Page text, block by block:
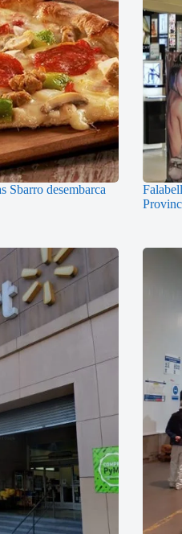
Sbarro desembarca